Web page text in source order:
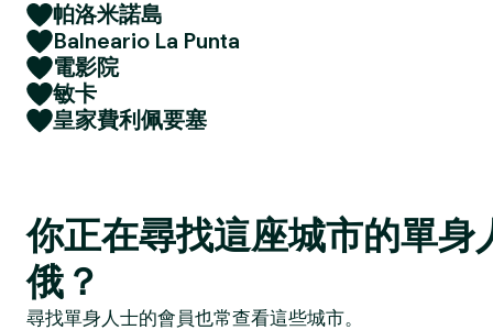
帕洛米諾島
Balneario La Punta
電影院
敏卡
皇家費利佩要塞
你正在尋找這座城市的單身
俄？
尋找單身人士的會員也常查看這些城市。